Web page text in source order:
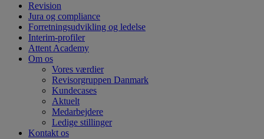
Revision
Jura og compliance
Forretningsudvikling og ledelse
Interim-profiler
Attent Academy
Om os
Vores værdier
Revisorgruppen Danmark
Kundecases
Aktuelt
Medarbejdere
Ledige stillinger
Kontakt os